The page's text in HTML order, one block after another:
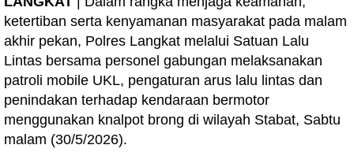
ketertiban serta kenyamanan masyarakat pada malam
akhir pekan, Polres Langkat melalui Satuan Lalu
Lintas bersama personel gabungan melaksanakan
patroli mobile UKL, pengaturan arus lalu lintas dan
penindakan terhadap kendaraan bermotor
menggunakan knalpot brong di wilayah Stabat, Sabtu
malam (30/5/2026).